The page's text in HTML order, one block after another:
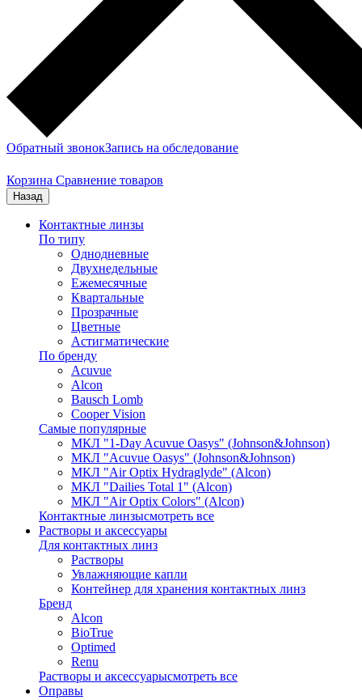
Обратный звонокЗапись на обследование
Корзина Сравнение товаров
Назад
Контактные линзы
По типу
Однодневные
Двухнедельные
Ежемесячные
Квартальные
Прозрачные
Цветные
Астигматические
По бренду
Acuvue
Alcon
Bausch Lomb
Cooper Vision
Самые популярные
МКЛ "1-Day Acuvue Oasys" (Johnson&Johnson)
МКЛ "Acuvue Oasys" (Johnson&Johnson)
МКЛ "Air Optix Hydraglyde" (Alcon)
МКЛ "Dailies Total 1" (Alcon)
МКЛ "Air Optix Colors" (Alcon)
Контактные линзысмотреть все
Растворы и аксессуары
Для контактных линз
Растворы
Увлажняющие капли
Контейнер для хранения контактных линз
Бренд
Alcon
BioTrue
Optimed
Renu
Растворы и аксессуарысмотреть все
Оправы